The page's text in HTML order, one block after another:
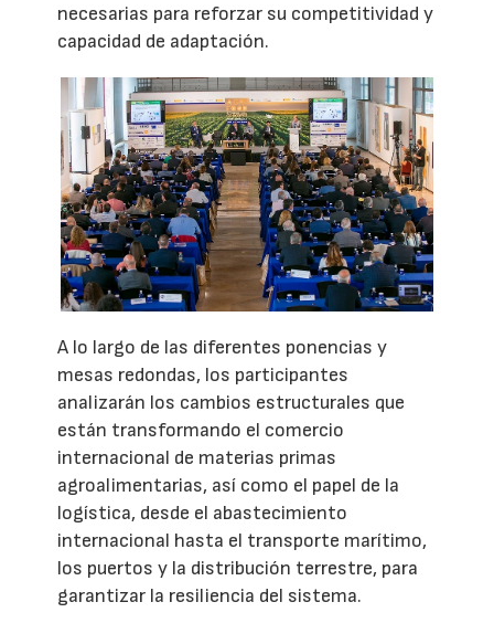
necesarias para reforzar su competitividad y
capacidad de adaptación.
A lo largo de las diferentes ponencias y
mesas redondas, los participantes
analizarán los cambios estructurales que
están transformando el comercio
internacional de materias primas
agroalimentarias, así como el papel de la
logística, desde el abastecimiento
internacional hasta el transporte marítimo,
los puertos y la distribución terrestre, para
garantizar la resiliencia del sistema.